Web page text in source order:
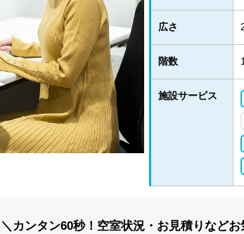
広さ
階数
施設サービス
＼カンタン60秒！空室状況・お見積りなどお